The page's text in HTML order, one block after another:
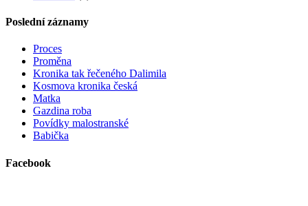
Poslední záznamy
Proces
Proměna
Kronika tak řečeného Dalimila
Kosmova kronika česká
Matka
Gazdina roba
Povídky malostranské
Babička
Facebook